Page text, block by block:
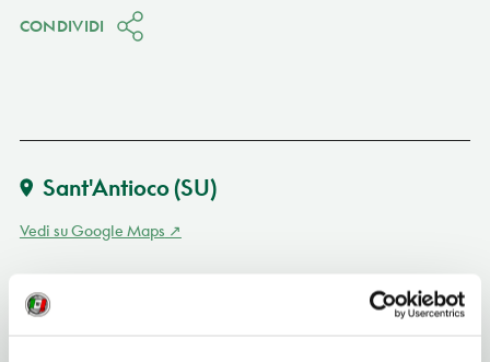
CONDIVIDI
Sant'Antioco(SU)
Vedi su Google Maps
www.campingtonnara.it